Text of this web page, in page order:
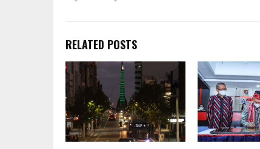
RELATED POSTS